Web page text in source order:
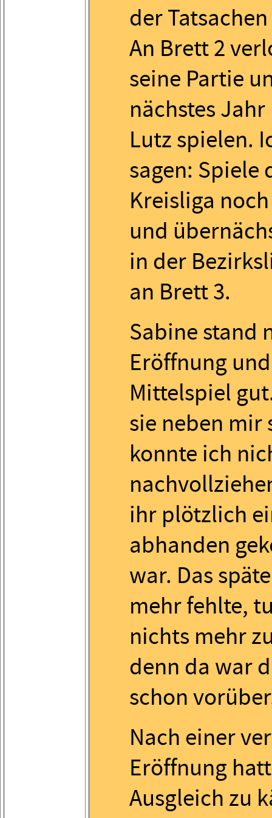
der
An Brett 2
seine Partie
nächstes
Lutz spielen.
sagen: Spiele
Kreisliga
und
in der
an Brett 3.
Sabine stand
Eröffnung
Mittelspiel
sie neben mir
konnte ich
ihr plötzlich
abhanden
war. Das
mehr fehlte,
nichts mehr
denn da war
schon
Nach einer
Eröffnung
Ausgleich zu